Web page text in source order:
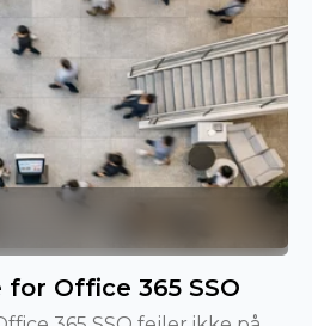
Office 365 SSO